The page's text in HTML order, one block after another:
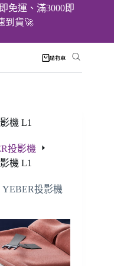
免運、滿3000即
到貨🚀
購物車
機 L1
投影機
機 L1
YEBER投影機